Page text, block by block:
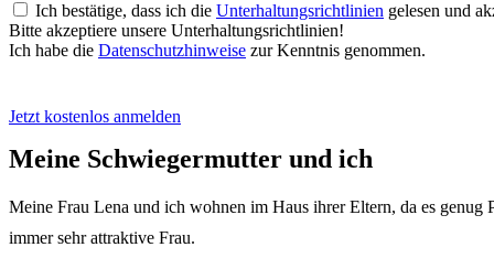
Ich bestätige, dass ich die Unterhaltungsrichtlinien gelesen und
Bitte akzeptiere unsere Unterhaltungsrichtlinien!
Ich habe die Datenschutzhinweise zur Kenntnis genommen.
Jetzt kostenlos anmelden
Meine Schwiegermutter und ich
Meine Frau Lena und ich wohnen im Haus ihrer Eltern, da es
immer sehr attraktive Frau.